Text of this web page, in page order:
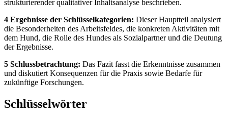
strukturierender qualitativer Inhaltsanalyse beschrieben.
4 Ergebnisse der Schlüsselkategorien: Dieser Hauptteil analysiert
die Besonderheiten des Arbeitsfeldes, die konkreten Aktivitäten mit
dem Hund, die Rolle des Hundes als Sozialpartner und die Deutung
der Ergebnisse.
5 Schlussbetrachtung: Das Fazit fasst die Erkenntnisse zusammen
und diskutiert Konsequenzen für die Praxis sowie Bedarfe für
zukünftige Forschungen.
Schlüsselwörter